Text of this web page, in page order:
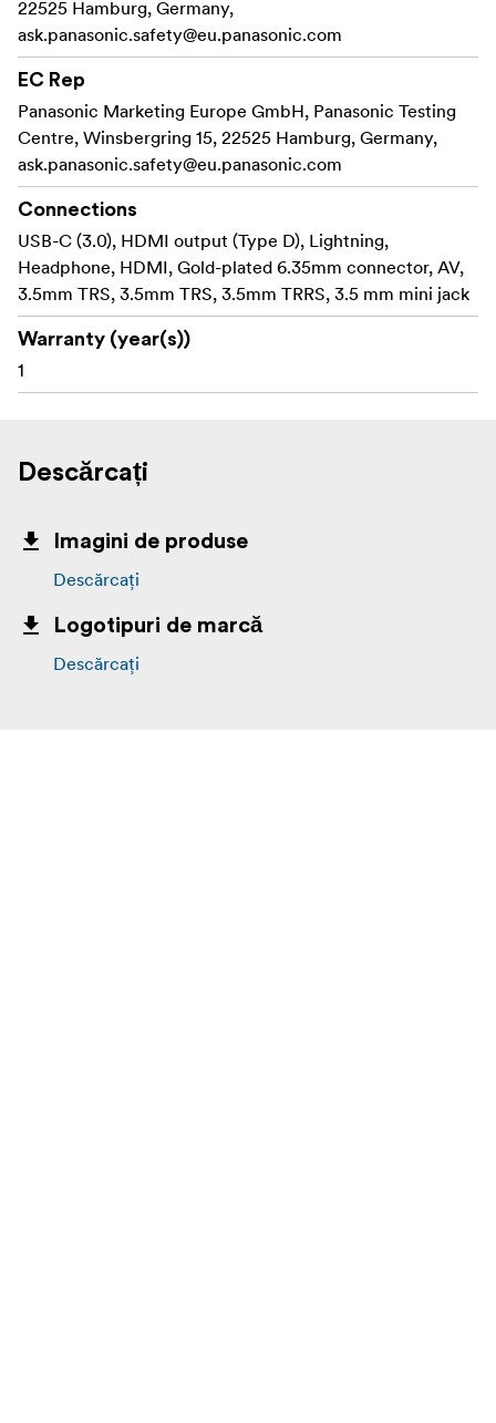
22525 Hamburg, Germany,
ask.panasonic.safety@eu.panasonic.com
EC Rep
Panasonic Marketing Europe GmbH, Panasonic Testing
Centre, Winsbergring 15, 22525 Hamburg, Germany,
ask.panasonic.safety@eu.panasonic.com
Connections
USB-C (3.0), HDMI output (Type D), Lightning,
Headphone, HDMI, Gold-plated 6.35mm connector, AV,
3.5mm TRS, 3.5mm TRS, 3.5mm TRRS, 3.5 mm mini jack
Warranty (year(s))
1
Descărcați
Imagini de produse
Descărcați
Logotipuri de marcă
Descărcați